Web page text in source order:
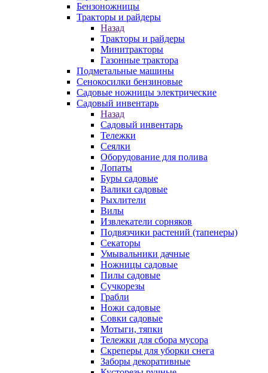
Бензоножницы
Тракторы и райдеры
Назад
Тракторы и райдеры
Минитракторы
Газонные трактора
Подметальные машины
Сенокосилки бензиновые
Садовые ножницы электрические
Садовый инвентарь
Назад
Садовый инвентарь
Тележки
Сеялки
Оборудование для полива
Лопаты
Буры садовые
Валики садовые
Рыхлители
Вилы
Извлекатели сорняков
Подвязчики растений (тапенеры)
Секаторы
Умывальники дачные
Ножницы садовые
Пилы садовые
Сучкорезы
Грабли
Ножи садовые
Совки садовые
Мотыги, тяпки
Тележки для сбора мусора
Скреперы для уборки снега
Заборы декоративные